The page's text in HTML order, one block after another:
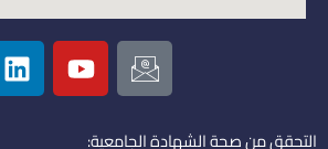
I
c
o
n
Y
o
u
L
i
n
التحقق من صحة الشهادة الجامعية: